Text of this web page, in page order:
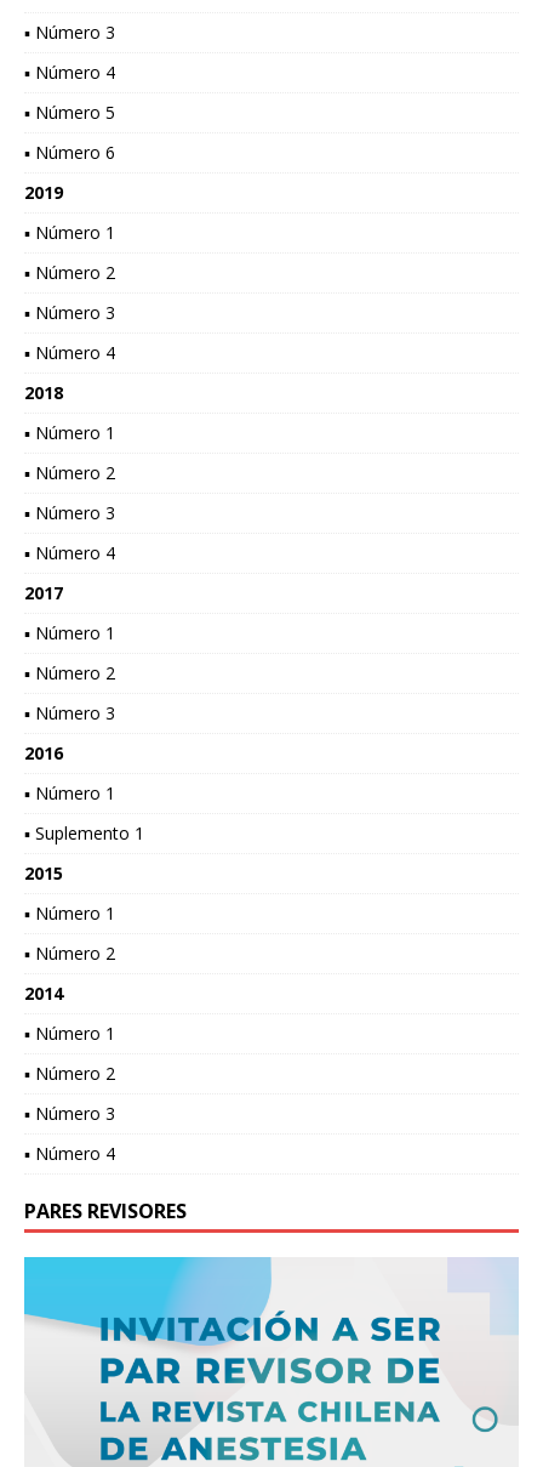
▪ Número 3
▪ Número 4
▪ Número 5
▪ Número 6
2019
▪ Número 1
▪ Número 2
▪ Número 3
▪ Número 4
2018
▪ Número 1
▪ Número 2
▪ Número 3
▪ Número 4
2017
▪ Número 1
▪ Número 2
▪ Número 3
2016
▪ Número 1
▪ Suplemento 1
2015
▪ Número 1
▪ Número 2
2014
▪ Número 1
▪ Número 2
▪ Número 3
▪ Número 4
PARES REVISORES